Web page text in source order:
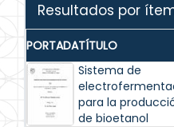
Resultados por
PORTADATÍTULO
Sistema de
para la
de bioetanol